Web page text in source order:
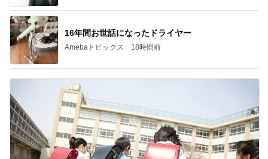
16年間お世話になったドライヤー
Amebaトピックス 18時間前